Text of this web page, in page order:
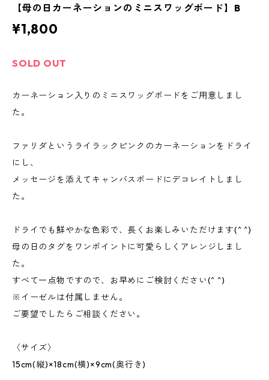
【母の日カーネーションのミニスワッグボード】B
¥1,800
SOLD OUT
カーネーション入りのミニスワッグボードをご用意しまし
た。
ファリダというライラックピンクのカーネーションをドライ
にし、
メッセージを添えてキャンバスボードにデコレイトしまし
た。
ドライでも鮮やかな色彩で、長くお楽しみいただけます(^ ^)
母の日のタグをワンポイントに可愛らしくアレンジしまし
た。
すべて一点物ですので、お早めにご検討ください(^ ^)
※イーゼルは付属しません。
ご要望でしたらご相談ください。
〈サイズ〉
15cm(縦)×18cm(横)×9cm(奥行き)